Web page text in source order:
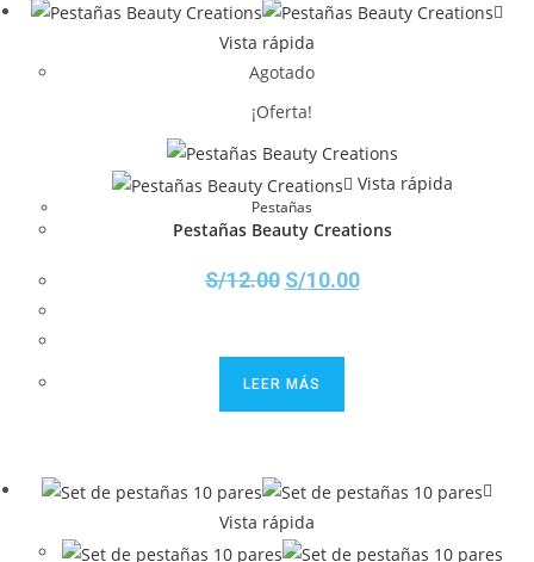
Vista rápida
Agotado
¡Oferta!
Vista rápida
Pestañas
Pestañas Beauty Creations
S/12.00 S/10.00
LEER MÁS
Vista rápida